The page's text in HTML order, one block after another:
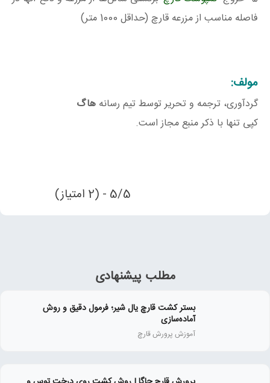
فاصله مناسب از مزرعه قارچ (حداقل 1000 متر)
مولف:
گردآوری، ترجمه و تحریر توسط تیم رسانه هاگ
کپی تنها با ذکر منبع مجاز است.
5/5 - (2 امتیاز)
مطلب پیشنهادی
بستر کشت قارچ یال شیر؛ فرمول دقیق و روش
آماده‌سازی
آموزش پرورش قارچ